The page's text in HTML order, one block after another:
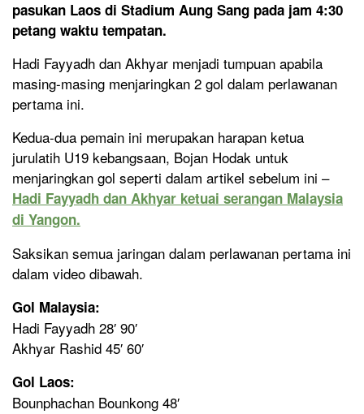
pasukan Laos di Stadium Aung Sang pada jam 4:30
petang waktu tempatan.
Hadi Fayyadh dan Akhyar menjadi tumpuan apabila
masing-masing menjaringkan 2 gol dalam perlawanan
pertama ini.
Kedua-dua pemain ini merupakan harapan ketua
jurulatih U19 kebangsaan, Bojan Hodak untuk
menjaringkan gol seperti dalam artikel sebelum ini –
Hadi Fayyadh dan Akhyar ketuai serangan Malaysia
di Yangon.
Saksikan semua jaringan dalam perlawanan pertama ini
dalam video dibawah.
Gol Malaysia:
Hadi Fayyadh 28′ 90′
Akhyar Rashid 45′ 60′
Gol Laos:
Bounphachan Bounkong 48′